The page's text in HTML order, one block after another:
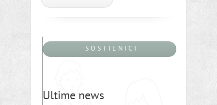
S O S T I E N I C I
Ultime news